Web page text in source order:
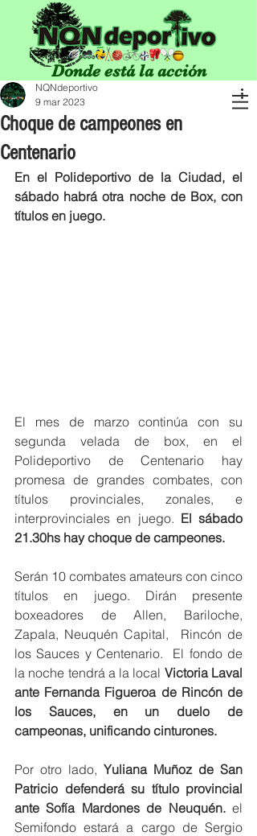
Donde está la acción
Choque de campeones en
Centenario
NQNdeportivo
9 mar 2023
En el Polideportivo de la Ciudad, el
sábado habrá otra noche de Box, con
títulos en juego.
El mes de marzo continúa con su
segunda velada de box, en el
Polideportivo de Centenario hay
promesa de grandes combates, con
títulos provinciales, zonales, e
interprovinciales en juego. El sábado
21.30hs hay choque de campeones.
Serán 10 combates amateurs con cinco
títulos en juego. Dirán presente
boxeadores de Allen, Bariloche,
Zapala, Neuquén Capital,  Rincón de
los Sauces y Centenario.  El fondo de
la noche tendrá a la local Victoria Laval
ante Fernanda Figueroa de Rincón de
los Sauces, en un duelo de
campeonas, unificando cinturones.
Por otro lado, Yuliana Muñoz de San
Patricio defenderá su título provincial
ante Sofía Mardones de Neuquén. el
Semifondo estará a cargo de Sergio